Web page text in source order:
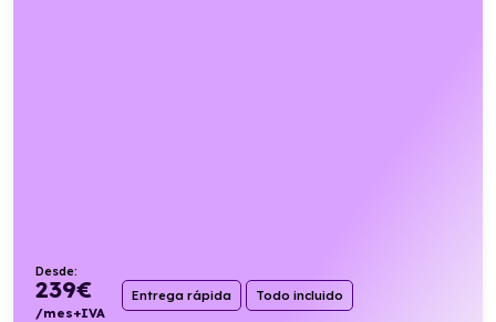
Desde:
239€
/mes+IVA
Entrega rápida Todo incluido